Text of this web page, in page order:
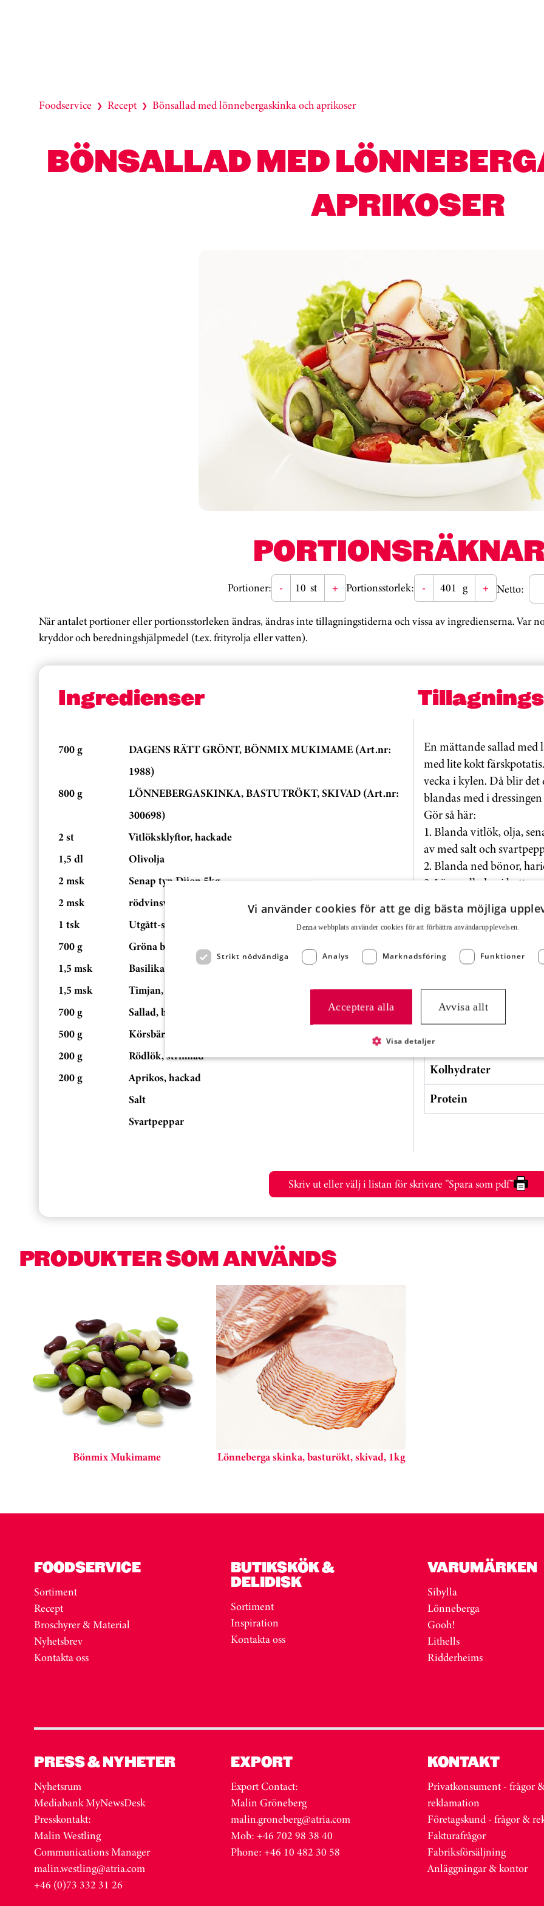
Foodservice ❯ Recept ❯ Bönsallad med lönnebergaskinka och aprikoser
BÖNSALLAD MED
APRIKOSER
Portioner: - st + Portionsstorlek: - g + Netto:
När antalet portioner eller portionsstorleken ändras, ändras inte tillagningstiderna och vissa av ingredienserna. Var
kryddor och beredningshjälpmedel (t.ex. frityrolja eller vatten).
Ingredienser
700 g
DAGENS RÄTT GRÖNT, BÖNMIX MUKIMAME (Art.nr:
1988)
800 g
LÖNNEBERGASKINKA, BASTUTRÖKT, SKIVAD (Art.nr:
300698)
2 st
Vitlöksklyftor, hackade
1,5 dl
Olivolja
2 msk
Senap typ Dijon 5kg
2 msk
rödvinsvinäger
1 tsk
Utgått-strösocker
700 g
Gröna bönor Haricots Verts frysta
1,5 msk
Basilika tork EKO 140g
1,5 msk
Timjan, torkad
700 g
Sallad, blandad
500 g
Körsbärstomater, delade
200 g
Rödlök, strimlad
200 g
Aprikos, hackad
Salt
Svartpeppar
En mättande sallad med
med lite kokt
vecka i kylen. Då blir
blandas med i
Gör så här:
1. Blanda vitlök, olja,
av med salt och
2. Blanda ned bönor,
3. Lägg salladen i
rödlök, aprikos och skinka.
Näringsvärde
Energi (kcal)
Fett
Kolhydrater
Protein
Skriv ut eller välj i listan för skrivare ”Spara som pdf”
PRODUKTER SOM ANVÄNDS
Bönmix Mukimame
Lönneberga skinka, basturökt, skivad, 1kg
FOODSERVICE
Sortiment
Recept
Broschyrer & Material
Nyhetsbrev
Kontakta oss
BUTIKSKÖK &
DELIDISK
Sortiment
Inspiration
Kontakta oss
VARUMÄRKEN
Sibylla
Lönneberga
Gooh!
Lithells
Ridderheims
PRESS & NYHETER
Nyhetsrum
Mediabank MyNewsDesk
Presskontakt:
Malin Westling
Communications Manager
malin.westling@atria.com
+46 (0)73 332 31 26
EXPORT
Export Contact:
Malin Gröneberg
malin.groneberg@atria.com
Mob: +46 702 98 38 40
Phone: +46 10 482 30 58
KONTAKT
Privatkonsument - frågor
reklamation
Företagskund - frågor &
Fakturafrågor
Fabriksförsäljning
Anläggningar & kontor
Vi använder cookies för att ge dig bästa möjliga
Denna webbplats använder cookies för att för­bättra användar­upplevelsen.
Strikt nödvändiga Analys Marknadsföring Funktioner
Acceptera alla Avvisa allt
Visa detaljer